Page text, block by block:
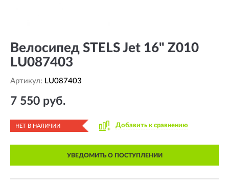
Велосипед STELS Jet 16" Z010
LU087403
Артикул: LU087403
7 550 руб.
НЕТ В НАЛИЧИИ Добавить к сравнению
УВЕДОМИТЬ О ПОСТУПЛЕНИИ